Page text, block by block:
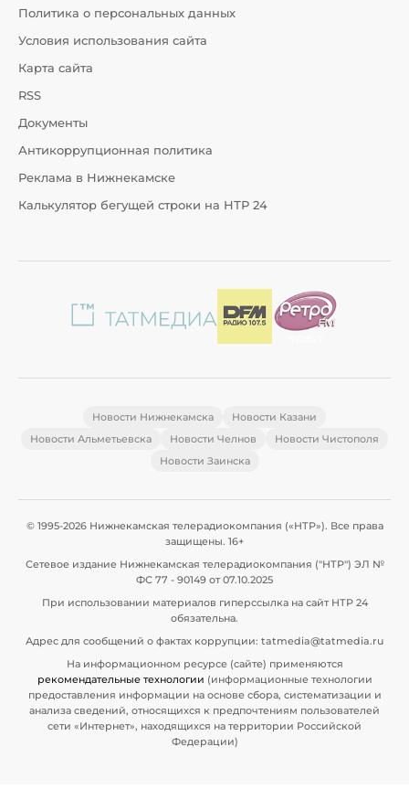
Политика о персональных данных
Условия использования сайта
Карта сайта
RSS
Документы
Антикоррупционная политика
Реклама в Нижнекамске
Калькулятор бегущей строки на НТР 24
Новости Нижнекамска
Новости Казани
Новости Альметьевска
Новости Челнов
Новости Чистополя
Новости Заинска
© 1995-2026 Нижнекамская телерадиокомпания («НТР»). Все права
защищены. 16+
Сетевое издание Нижнекамская телерадиокомпания ("НТР") ЭЛ №
ФС 77 - 90149 от 07.10.2025
При использовании материалов гиперссылка на сайт НТР 24
обязательна.
Адрес для сообщений о фактах коррупции: tatmedia@tatmedia.ru
На информационном ресурсе (сайте) применяются
рекомендательные технологии (информационные технологии
предоставления информации на основе сбора, систематизации и
анализа сведений, относящихся к предпочтениям пользователей
сети «Интернет», находящихся на территории Российской
Федерации)